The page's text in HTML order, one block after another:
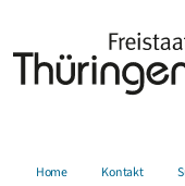
Home Kontakt